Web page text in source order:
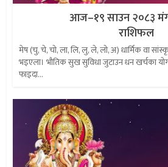
आज–१९ साउन २०८३
राशिफल
मेष (चु, चे, चो, ला, लि, लु, ले, लो, अ) धार्मिक वा
भइएला। भौतिक सुख सुविधा जुटाउन धन खर्चका
फाइदा...